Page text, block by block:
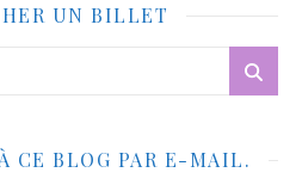
UN BILLET
CE BLOG PAR E-MAIL.